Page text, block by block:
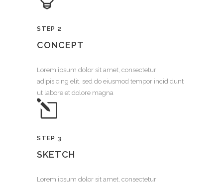
STEP 2
CONCEPT
Lorem ipsum dolor sit amet, consectetur
adipisicing elit, sed do eiusmod tempor incididunt
ut labore et dolore magna
STEP 3
SKETCH
Lorem ipsum dolor sit amet, consectetur